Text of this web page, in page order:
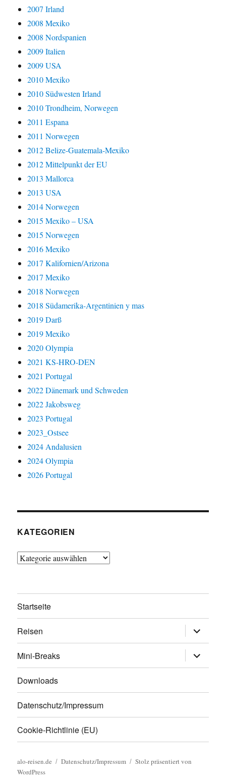
2007 Irland
2008 Mexiko
2008 Nordspanien
2009 Italien
2009 USA
2010 Mexiko
2010 Südwesten Irland
2010 Trondheim, Norwegen
2011 Espana
2011 Norwegen
2012 Belize-Guatemala-Mexiko
2012 Mittelpunkt der EU
2013 Mallorca
2013 USA
2014 Norwegen
2015 Mexiko – USA
2015 Norwegen
2016 Mexiko
2017 Kalifornien/Arizona
2017 Mexiko
2018 Norwegen
2018 Südamerika-Argentinien y mas
2019 Darß
2019 Mexiko
2020 Olympia
2021 KS-HRO-DEN
2021 Portugal
2022 Dänemark und Schweden
2022 Jakobsweg
2023 Portugal
2023_Ostsee
2024 Andalusien
2024 Olympia
2026 Portugal
KATEGORIEN
Kategorien
Startseite
Reisen
öffnen
Mini-Breaks
öffnen
Downloads
Datenschutz/Impressum
Cookie-Richtlinie (EU)
alo-reisen.de Datenschutz/Impressum
Stolz präsentiert von
WordPress